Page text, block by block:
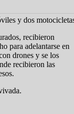
y dos
recibieron
para adelantarse en
drones y se los
recibieron las